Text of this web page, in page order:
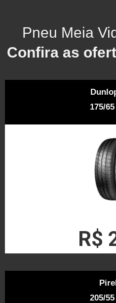
Pneu Meia
Confira as
175/
R$
205/